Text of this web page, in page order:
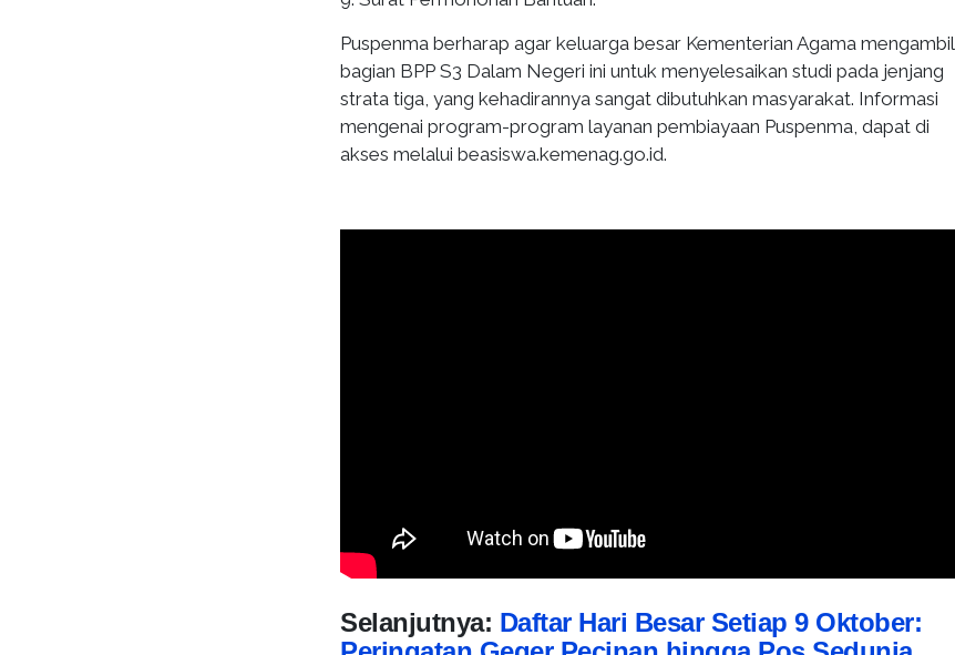
Puspenma berharap agar keluarga besar Kementerian Agama mengambil
bagian BPP S3 Dalam Negeri ini untuk menyelesaikan studi pada jenjang
strata tiga, yang kehadirannya sangat dibutuhkan masyarakat. Informasi
mengenai program-program layanan pembiayaan Puspenma, dapat di
akses melalui beasiswa.kemenag.go.id.
Selanjutnya: Daftar Hari Besar Setiap 9 Oktober: